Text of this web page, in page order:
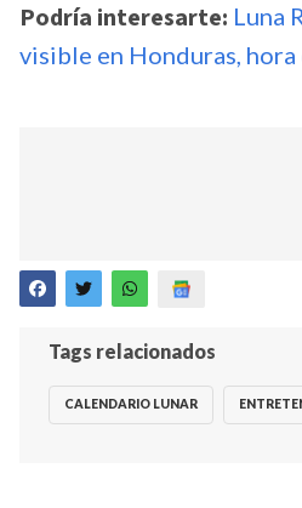
Podría interesarte: Luna
visible en Honduras, hora
Tags relacionados
CALENDARIO LUNAR